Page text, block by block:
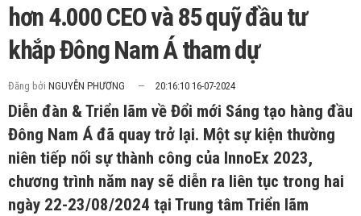
hơn 4.000 CEO và 85 quỹ đầu tư
khắp Đông Nam Á tham dự
Đăng bởi NGUYỄN PHƯƠNG 20:16:10 16-07-2024
Diễn đàn & Triển lãm về Đổi mới Sáng tạo hàng đầu
Đông Nam Á đã quay trở lại. Một sự kiện thường
niên tiếp nối sự thành công của InnoEx 2023,
chương trình năm nay sẽ diễn ra liên tục trong hai
ngày 22-23/08/2024 tại Trung tâm Triển lãm